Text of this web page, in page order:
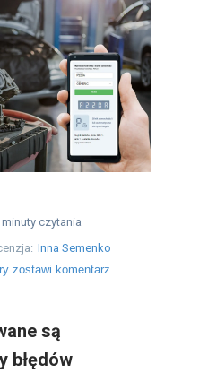
minuty czytania
Inna Semenko
zostawi komentarz
są
błędów